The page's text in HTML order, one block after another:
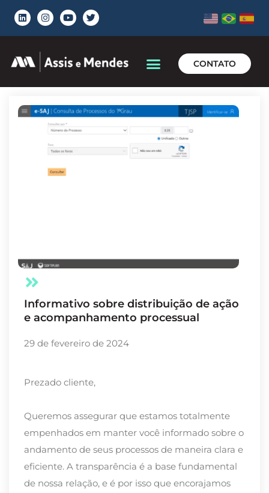
CONTATO
Informativo sobre distribuição de ação
e acompanhamento processual
29 de fevereiro de 2024
Prezado cliente,
Queremos assegurar que estamos totalmente
empenhados em manter você informado sobre o
andamento de seus processos de maneira clara e
eficiente. A transparência é a base fundamental
de nossa relação, e é por isso que encorajamos